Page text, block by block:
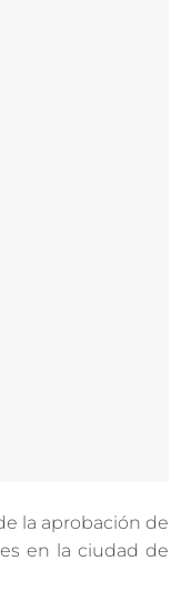
la aprobación de
en la ciudad de